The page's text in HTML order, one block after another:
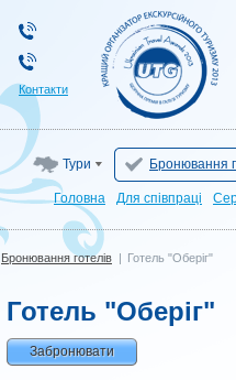
Контакти
Тури Бронювання
Головна Для cпівпраці
Бронювання готелів | Готель "Оберіг"
Готель "Оберіг"
Забронювати